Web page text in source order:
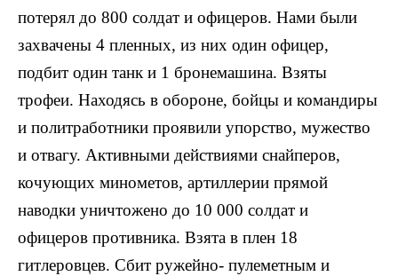
потерял до 800 солдат и офицеров. Нами были
захвачены 4 пленных, из них один офицер,
подбит один танк и 1 бронемашина. Взяты
трофеи. Находясь в обороне, бойцы и командиры
и политработники проявили упорство, мужество
и отвагу. Активными действиями снайперов,
кочующих минометов, артиллерии прямой
наводки уничтожено до 10 000 солдат и
офицеров противника. Взята в плен 18
гитлеровцев. Сбит ружейно- пулеметным и